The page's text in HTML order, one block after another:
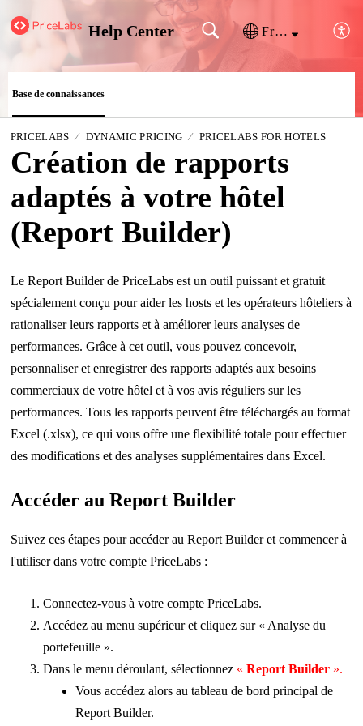
Help Center Français (France)
Base de connaissances
PRICELABS DYNAMIC PRICING PRICELABS FOR HOTELS
Création de rapports
adaptés à votre hôtel
(Report Builder)
Le Report Builder de PriceLabs est un outil puissant et gratuit
spécialement conçu pour aider les hosts et les opérateurs hôteliers à
rationaliser leurs rapports et à améliorer leurs analyses de
performances. Grâce à cet outil, vous pouvez concevoir,
personnaliser et enregistrer des rapports adaptés aux besoins
commerciaux de votre hôtel et à vos avis réguliers sur les
performances. Tous les rapports peuvent être téléchargés au format
Excel (.xlsx), ce qui vous offre une flexibilité totale pour effectuer
des modifications et des analyses supplémentaires dans Excel.
Accéder au Report Builder
Suivez ces étapes pour accéder au Report Builder et commencer à
l'utiliser dans votre compte PriceLabs :
Connectez-vous à votre compte PriceLabs.
Accédez au menu supérieur et cliquez sur « Analyse du
portefeuille ».
Dans le menu déroulant, sélectionnez « Report Builder».
Vous accédez alors au tableau de bord principal de
Report Builder.